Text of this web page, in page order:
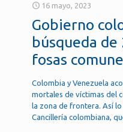
16 mayo, 2023
Gobierno
búsqueda
fosas
Colombia y Venezuela
mortales de víctimas del
la zona de frontera. Así
Cancillería colombiana,